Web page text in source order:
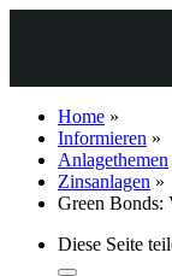
Home »
Informieren »
Anlagethemen
Zinsanlagen »
Green Bonds:
Diese Seite